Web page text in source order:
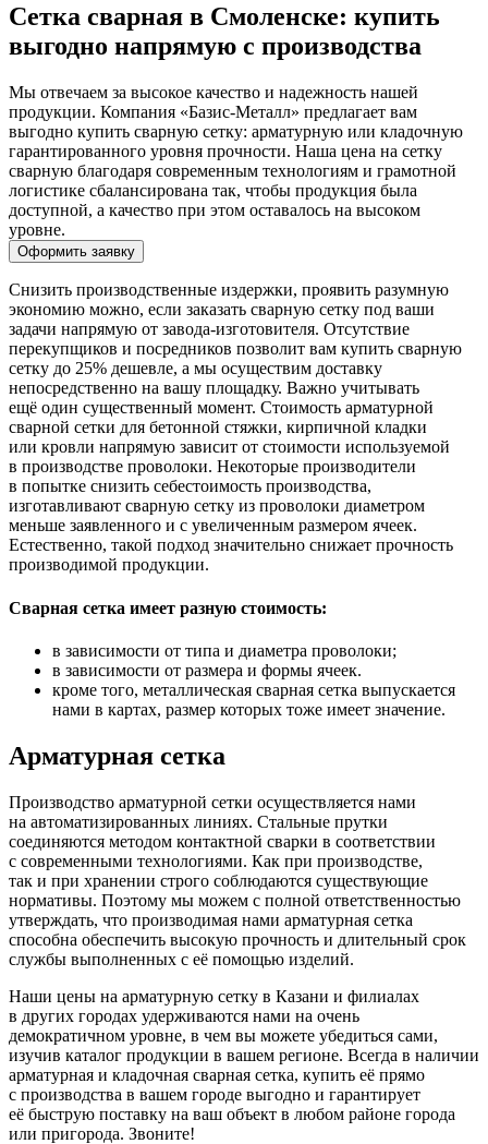
Сетка сварная в Смоленске: купить
выгодно напрямую с производства
Мы отвечаем за высокое качество и надежность нашей
продукции. Компания «Базис-Металл» предлагает вам
выгодно купить сварную сетку: арматурную или кладочную
гарантированного уровня прочности. Наша цена на сетку
сварную благодаря современным технологиям и грамотной
логистике сбалансирована так, чтобы продукция была
доступной, а качество при этом оставалось на высоком
уровне.
Оформить заявку
Снизить производственные издержки, проявить разумную
экономию можно, если заказать сварную сетку под ваши
задачи напрямую от завода-изготовителя. Отсутствие
перекупщиков и посредников позволит вам купить сварную
сетку до 25% дешевле, а мы осуществим доставку
непосредственно на вашу площадку. Важно учитывать
ещё один существенный момент. Стоимость арматурной
сварной сетки для бетонной стяжки, кирпичной кладки
или кровли напрямую зависит от стоимости используемой
в производстве проволоки. Некоторые производители
в попытке снизить себестоимость производства,
изготавливают сварную сетку из проволоки диаметром
меньше заявленного и с увеличенным размером ячеек.
Естественно, такой подход значительно снижает прочность
производимой продукции.
Сварная сетка имеет разную стоимость:
в зависимости от типа и диаметра проволоки;
в зависимости от размера и формы ячеек.
кроме того, металлическая сварная сетка выпускается
нами в картах, размер которых тоже имеет значение.
Арматурная сетка
Производство арматурной сетки осуществляется нами
на автоматизированных линиях. Стальные прутки
соединяются методом контактной сварки в соответствии
с современными технологиями. Как при производстве,
так и при хранении строго соблюдаются существующие
нормативы. Поэтому мы можем с полной ответственностью
утверждать, что производимая нами арматурная сетка
способна обеспечить высокую прочность и длительный срок
службы выполненных с её помощью изделий.
Наши цены на арматурную сетку в Казани и филиалах
в других городах удерживаются нами на очень
демократичном уровне, в чем вы можете убедиться сами,
изучив каталог продукции в вашем регионе. Всегда в наличии
арматурная и кладочная сварная сетка, купить её прямо
с производства в вашем городе выгодно и гарантирует
её быструю поставку на ваш объект в любом районе города
или пригорода. Звоните!